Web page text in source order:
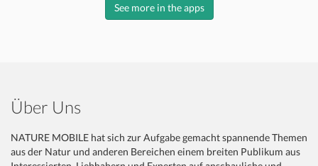
See more in the apps
Über Uns
NATURE MOBILE hat sich zur Aufgabe gemacht spannende Themen
aus der Natur und anderen Bereichen einem breiten Publikum aus